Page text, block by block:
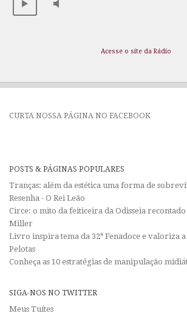
Acesse o site da Rádio
CURTA NOSSA PÁGINA NO FACEBOOK
POSTS & PÁGINAS POPULARES
Tranças: além da estética uma forma de
Resenha - O Rei Leão
Circe: o mito da feiticeira da Odisseia
Miller
Livro inspira tema da 32ª Fenadoce e valoriza
Pelotas
Conheça as 10 estratégias de manipulação
SIGA-NOS NO TWITTER
Meus Tuítes